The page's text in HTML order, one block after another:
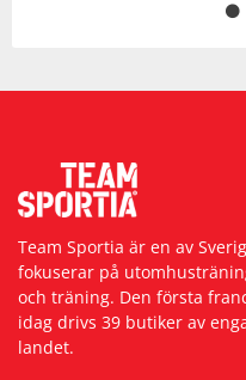
Team Sportia är en av
fokuserar på
och träning. Den första
idag drivs 39 butiker av
landet.